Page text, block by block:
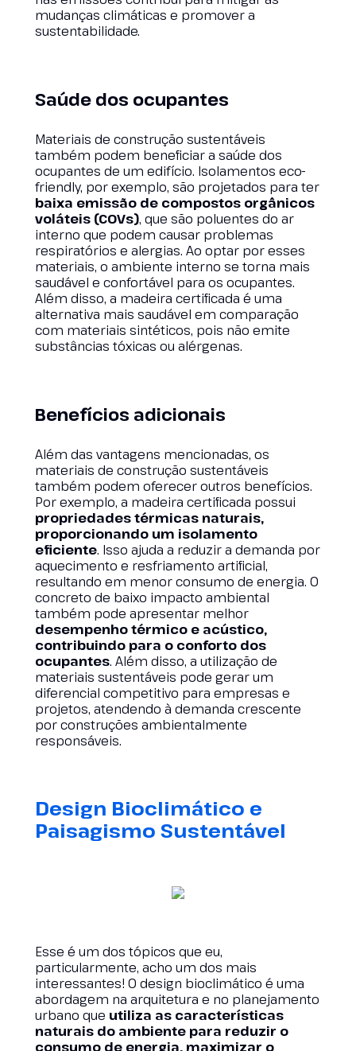
mudanças climáticas e promover a
sustentabilidade.
Saúde dos ocupantes
Materiais de construção sustentáveis
também podem beneficiar a saúde dos
ocupantes de um edifício. Isolamentos eco-
friendly, por exemplo, são projetados para ter
baixa emissão de compostos orgânicos
voláteis (COVs), que são poluentes do ar
interno que podem causar problemas
respiratórios e alergias. Ao optar por esses
materiais, o ambiente interno se torna mais
saudável e confortável para os ocupantes.
Além disso, a madeira certificada é uma
alternativa mais saudável em comparação
com materiais sintéticos, pois não emite
substâncias tóxicas ou alérgenas.
Benefícios adicionais
Além das vantagens mencionadas, os
materiais de construção sustentáveis
também podem oferecer outros benefícios.
Por exemplo, a madeira certificada possui
propriedades térmicas naturais,
proporcionando um isolamento
eficiente. Isso ajuda a reduzir a demanda por
aquecimento e resfriamento artificial,
resultando em menor consumo de energia. O
concreto de baixo impacto ambiental
também pode apresentar melhor
desempenho térmico e acústico,
contribuindo para o conforto dos
ocupantes. Além disso, a utilização de
materiais sustentáveis pode gerar um
diferencial competitivo para empresas e
projetos, atendendo à demanda crescente
por construções ambientalmente
responsáveis.
Design Bioclimático e
Paisagismo Sustentável
Esse é um dos tópicos que eu,
particularmente, acho um dos mais
interessantes! O design bioclimático é uma
abordagem na arquitetura e no planejamento
urbano que utiliza as características
naturais do ambiente para reduzir o
consumo de energia, maximizar o